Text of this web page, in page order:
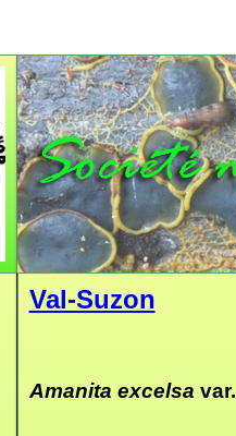
Val-Suzon
Amanita excelsa var.